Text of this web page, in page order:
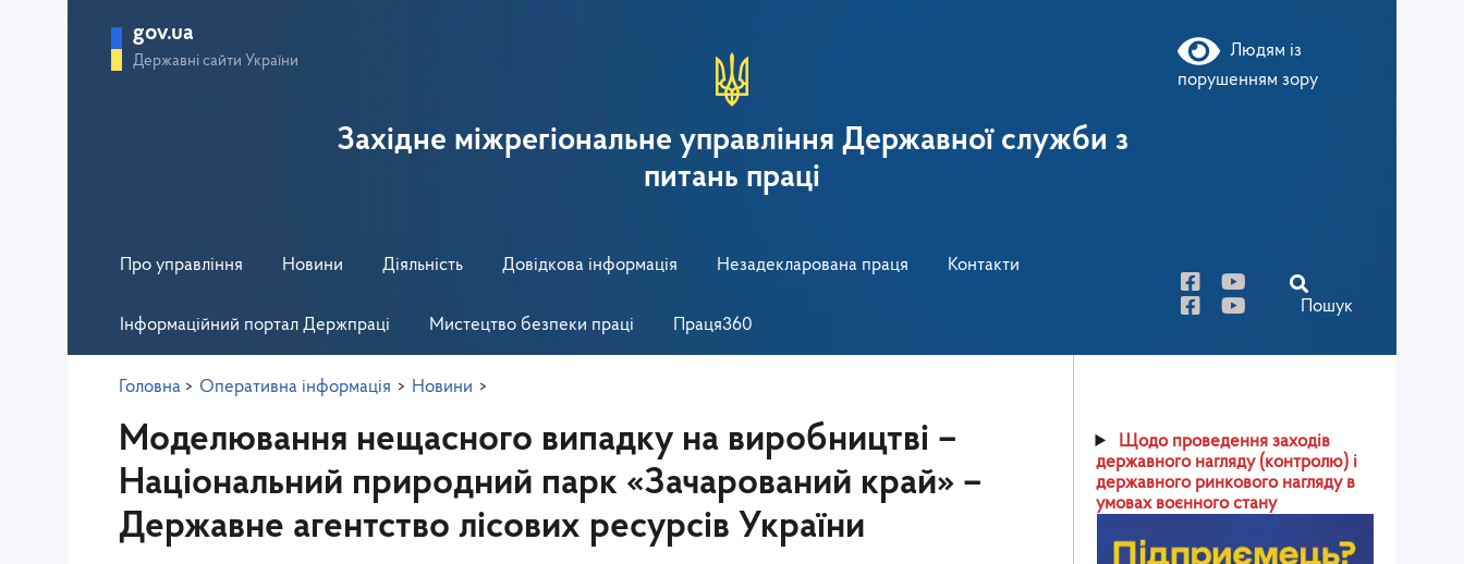
gov.ua
Державні сайти України
Людям із
порушенням зору
Західне міжрегіональне управління Державної служби з
питань праці
Про управління Новини Діяльність Довідкова інформація Незадекларована праця Контакти
Інформаційний портал Держпраці Мистецтво безпеки праці Праця360
Пошук
Головна > Оперативна інформація > Новини >
Моделювання нещасного випадку на виробництві –
Національний природний парк «Зачарований край» –
Державне агентство лісових ресурсів України
Щодо проведення заходів
державного нагляду (контролю) і
державного ринкового нагляду в
умовах воєнного стану